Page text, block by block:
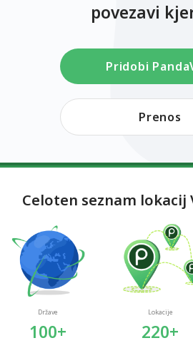
povezavi
Pridobi
Prenos
Celoten seznam lokacij
Države
100+
Lokacije
220+